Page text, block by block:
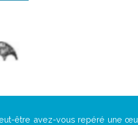
être avez-vous repéré une